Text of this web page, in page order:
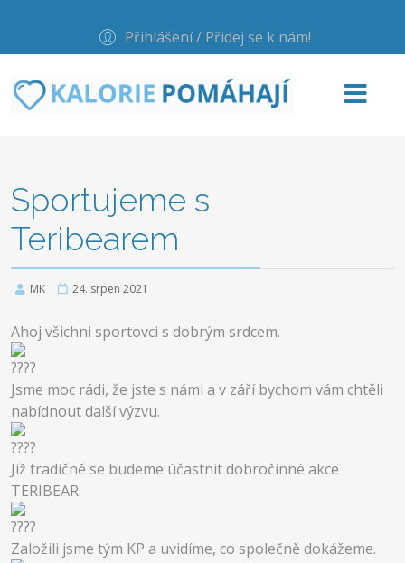
Přihlášení / Přidej se k nám!
Sportujeme s
Teribearem
MK 24. srpen 2021
Ahoj všichni sportovci s dobrým srdcem.
Jsme moc rádi, že jste s námi a v září bychom vám chtěli
nabídnout další výzvu.
Již tradičně se budeme účastnit dobročinné akce
TERIBEAR.
Založili jsme tým KP a uvidíme, co společně dokážeme.